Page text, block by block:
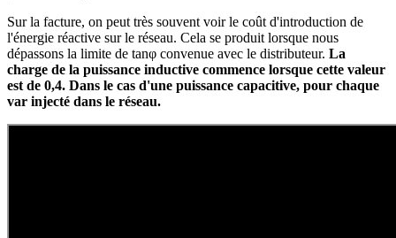
Sur la facture, on peut très souvent voir le coût d'introduction de
l'énergie réactive sur le réseau. Cela se produit lorsque nous
dépassons la limite de tanφ convenue avec le distributeur. La
charge de la puissance inductive commence lorsque cette valeur
est de 0,4. Dans le cas d'une puissance capacitive, pour chaque
var injecté dans le réseau.